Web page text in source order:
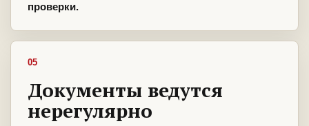
проверки.
05
Документы ведутся
нерегулярно